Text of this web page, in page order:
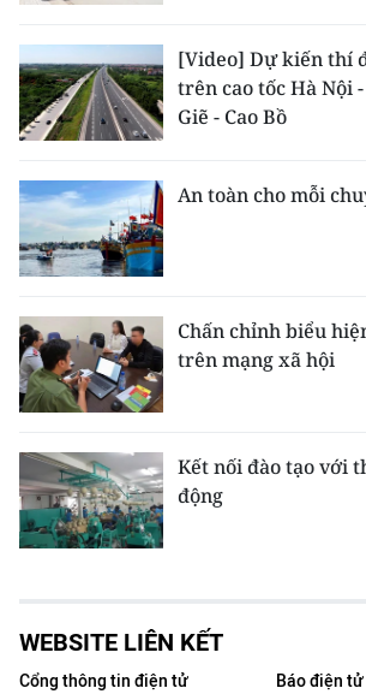
[Video] Dự kiến thí
trên cao tốc Hà Nội
Giẽ - Cao Bồ
An toàn cho mỗi
Chấn chỉnh biểu
trên mạng xã hội
Kết nối đào tạo với
động
WEBSITE LIÊN KẾT
Cổng thông tin điện tử
Báo điện